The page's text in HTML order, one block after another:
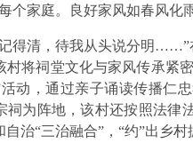
个家庭。良好家风如春风化
得清，待我从头说分明……”
村将祠堂文化与家风传承紧
动，通过亲子诵读传播仁
祠为阵地，该村还按照法
治“三治融合”，“约”出乡